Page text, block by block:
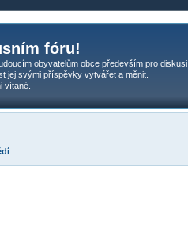
fóru!
obyvatelům obce především pro diskusi,
jej svými příspěvky vytvářet a měnit.
vítané.